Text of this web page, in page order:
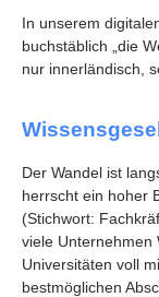
In unserem
buchstäblich „die
nur innerländisch,
Der Wandel ist
herrscht ein hoher
(Stichwort:
viele Unternehmen
Universitäten voll
bestmöglichen